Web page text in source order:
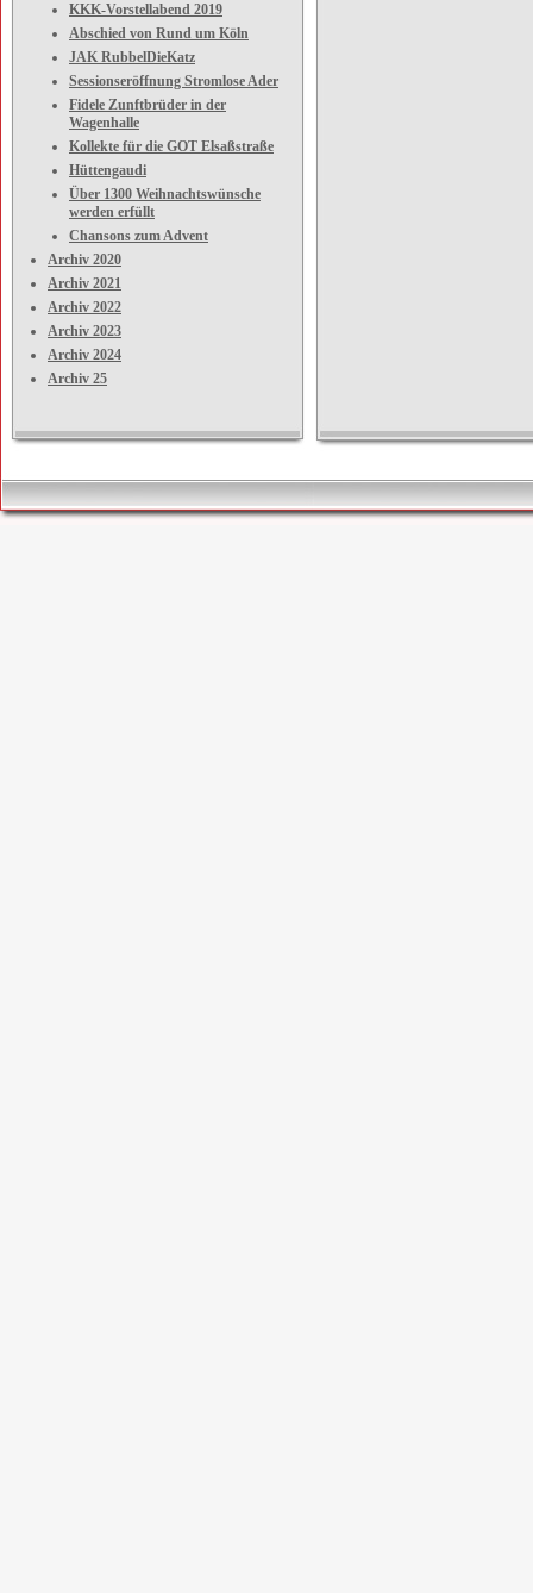
KKK-Vorstellabend 2019
Abschied von Rund um Köln
JAK RubbelDieKatz
Sessionseröffnung Stromlose Ader
Fidele Zunftbrüder in der
Wagenhalle
Kollekte für die GOT Elsaßstraße
Hüttengaudi
Über 1300 Weihnachtswünsche
werden erfüllt
Chansons zum Advent
Archiv 2020
Archiv 2021
Archiv 2022
Archiv 2023
Archiv 2024
Archiv 25